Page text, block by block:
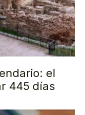
el
445 días